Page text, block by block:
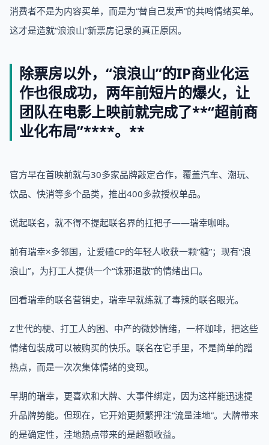
消费者不是为内容买单，而是为“替自己发声”的共鸣情绪买单。
这才是造就“浪浪山”新票房记录的真正原因。
除票房以外，“浪浪山”的IP商业化运
作也很成功，两年前短片的爆火，让
团队在电影上映前就完成了**“超前商
业化布局”****。**
官方早在首映前就与30多家品牌敲定合作，覆盖汽车、潮玩、
饮品、快消等多个品类，推出400多款授权单品。
说起联名，就不得不提起联名界的扛把子——瑞幸咖啡。
前有瑞幸×多邻国，让爱磕CP的年轻人收获一颗“糖”；现有“浪
浪山”，为打工人提供一个“诛邪退散”的情绪出口。
回看瑞幸的联名营销史，瑞幸早就练就了毒辣的联名眼光。
Z世代的梗、打工人的困、中产的微妙情绪，一杯咖啡，把这些
情绪包装成可以被购买的快乐。联名在它手里，不是简单的蹭
热点，而是一次次集体情绪的变现。
早期的瑞幸，更喜欢和大牌、大事件绑定，因为这样能迅速提
升品牌势能。但现在，它开始更频繁押注“流量洼地”。大牌带来
的是确定性，洼地热点带来的是超额收益。